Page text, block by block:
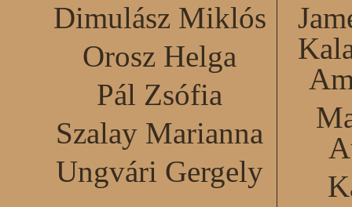
Dimulász Miklós
Orosz Helga
Pál Zsófia
Szalay Marianna
Ungvári Gergely